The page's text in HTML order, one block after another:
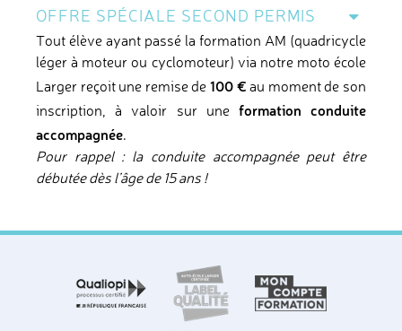
OFFRE SPÉCIALE SECOND PERMIS
Tout élève ayant passé la formation AM (quadricycle
léger à moteur ou cyclomoteur) via notre moto école
Larger reçoit une remise de 100 € au moment de son
inscription, à valoir sur une formation conduite
accompagnée.
Pour rappel : la conduite accompagnée peut être
débutée dès l’âge de 15 ans !